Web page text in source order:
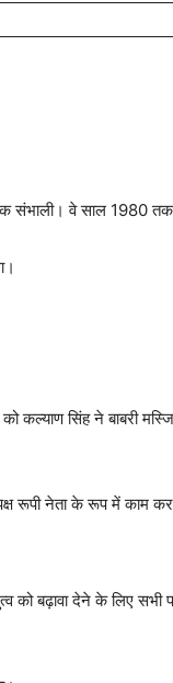
संभाली। वे साल 1980 तक
सिंह ने बाबरी
रूपी नेता के रूप में काम
बढ़ावा देने के लिए सभी